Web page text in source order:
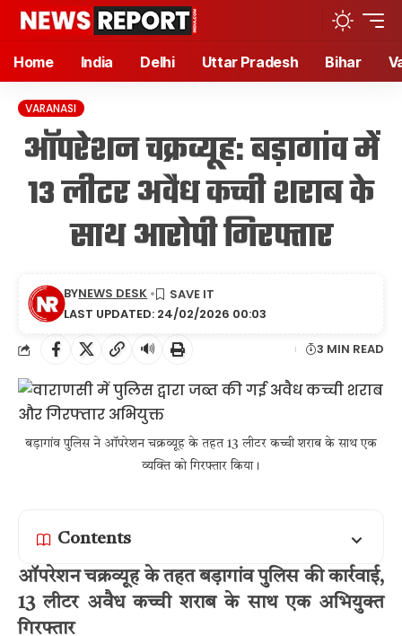
Home India Delhi Uttar Pradesh Bihar
VARANASI
ऑपरेशन चक्रव्यूह: बड़ागांव में
13 लीटर अवैध कच्ची शराब के
साथ आरोपी गिरफ्तार
LAST UPDATED: 24/02/2026 00:03
BYNEWS DESK
🔊 3 MIN READ
बड़ागांव पुलिस ने ऑपरेशन चक्रव्यूह के तहत 13 लीटर कच्ची शराब के साथ एक
व्यक्ति को गिरफ्तार किया।
Contents
ऑपरेशन चक्रव्यूह के तहत बड़ागांव पुलिस की कार्रवाई,
13 लीटर अवैध कच्ची शराब के साथ एक अभियुक्त
गिरफ्तार